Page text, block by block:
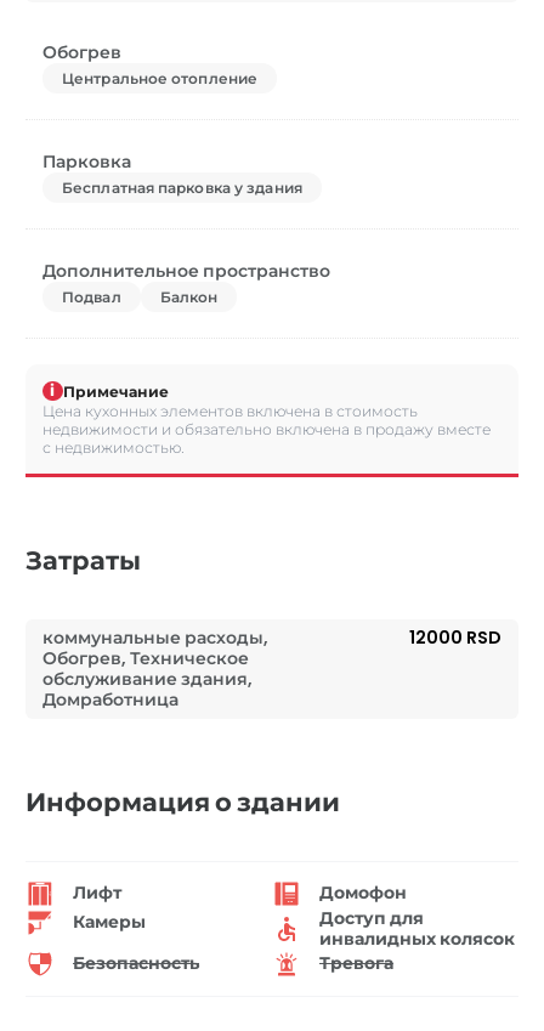
Обогрев
Центральное отопление
Парковка
Бесплатная парковка у здания
Дополнительное пространство
Подвал Балкон
i Примечание
Цена кухонных элементов включена в стоимость
недвижимости и обязательно включена в продажу вместе
с недвижимостью.
Затраты
коммунальные расходы,
Обогрев, Техническое
обслуживание здания,
Домработница
12000 RSD
Информация о здании
Лифт
Домофон
Камеры
Доступ для
инвалидных колясок
Безопасность
Тревога